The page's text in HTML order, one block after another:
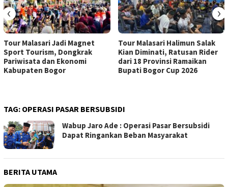
Tour Malasari Jadi Magnet
Sport Tourism, Dongkrak
Pariwisata dan Ekonomi
Kabupaten Bogor
Tour Malasari Halimun Salak
Kian Diminati, Ratusan Rider
dari 18 Provinsi Ramaikan
Bupati Bogor Cup 2026
‹ ›
TAG: OPERASI PASAR BERSUBSIDI
Wabup Jaro Ade : Operasi Pasar Bersubsidi
Dapat Ringankan Beban Masyarakat
BERITA UTAMA